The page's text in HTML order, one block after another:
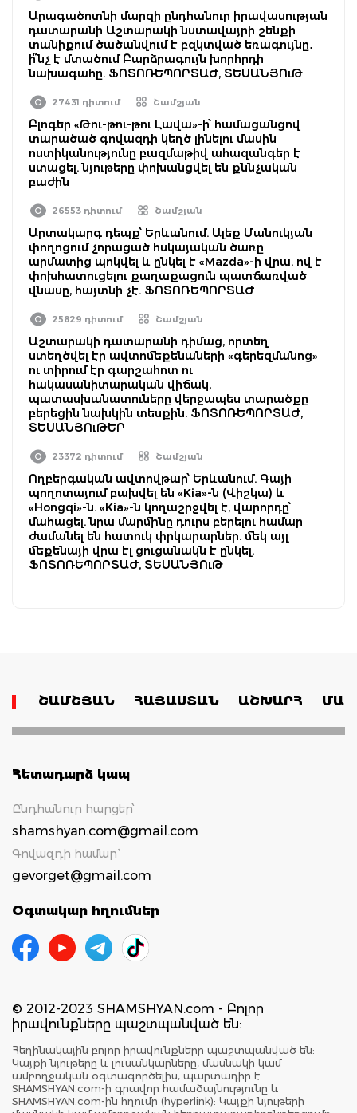
Արագածոտնի մարզի ընդհանուր իրավասության
դատարանի Աշտարակի նստավայրի շենքի
տանիքում ծածանվում է բզկտված եռագույնը․
ի՞նչ է մտածում Բարձրագույն խորհրդի
նախագահը. ՖՈՏՈՌԵՊՈՐՏԱԺ, ՏԵՍԱՆՅՈւԹ
27431 դիտում Շամշյան
Բլոգեր «Թու-թու-թու Լավա»-ի՝ համացանցով
տարածած գովազդի կեղծ լինելու մասին
ոստիկանությունը բազմաթիվ ահազանգեր է
ստացել. նյութերը փոխանցվել են քննչական
բաժին
26553 դիտում Շամշյան
Արտակարգ դեպք՝ Երևանում. Ալեք Մանուկյան
փողոցում չորացած հսկայական ծառը
արմատից պոկվել և ընկել է «Mazda»-ի վրա. ով է
փոխհատուցելու քաղաքացուն պատճառված
վնասը, հայտնի չէ. ՖՈՏՈՌԵՊՈՐՏԱԺ
25829 դիտում Շամշյան
Աշտարակի դատարանի դիմաց, որտեղ
ստեղծվել էր ավտոմեքենաների «գերեզմանոց»
ու տիրում էր գարշահոտ ու
հակասանիտարական վիճակ,
պատասխանատուները վերջապես տարածքը
բերեցին նախկին տեսքին. ՖՈՏՈՌԵՊՈՐՏԱԺ,
ՏԵՍԱՆՅՈւԹԵՐ
23372 դիտում Շամշյան
Ողբերգական ավտովթար՝ Երևանում. Գայի
պողոտայում բախվել են «Kia»-ն (Վիշկա) և
«Hongqi»-ն. «Kia»-ն կողաշրջվել է, վարորդը՝
մահացել. նրա մարմինը դուրս բերելու համար
ժամանել են հատուկ փրկարարներ. մեկ այլ
մեքենայի վրա էլ ցուցանակն է ընկել.
ՖՈՏՈՌԵՊՈՐՏԱԺ, ՏԵՍԱՆՅՈւԹ
ՇԱՄՇՅԱՆ ՀԱՅԱՍՏԱՆ ԱՇԽԱՐՀ
Հետադարձ կապ
Ընդհանուր հարցեր՝
shamshyan.com@gmail.com
Գովազդի համար`
gevorget@gmail.com
Օգտակար հղումներ
© 2012-2023 SHAMSHYAN.com - Բոլոր
իրավունքները պաշտպանված են:
Հեղինակային բոլոր իրավունքները պաշտպանված են:
Կայքի նյութերը և լուսանկարները, մասնակի կամ
ամբողջական օգտագործելիս, պարտադիր է
SHAMSHYAN.com-ի գրավոր համաձայնությունը և
SHAMSHYAN.com-ին հղումը (hyperlink): Կայքի նյութերի